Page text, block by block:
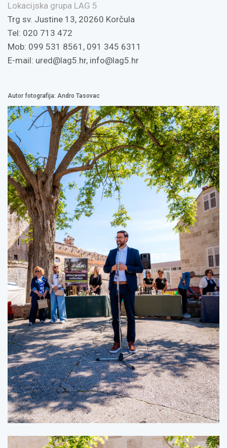
Lokacijska grupa LAG 5
Trg sv. Justine 13, 20260 Korčula
Tel: 020 713 472
Mob: 099 531 8561, 091 345 6311
E-mail: ured@lag5.hr, info@lag5.hr
Autor fotografija: Andro Tasovac